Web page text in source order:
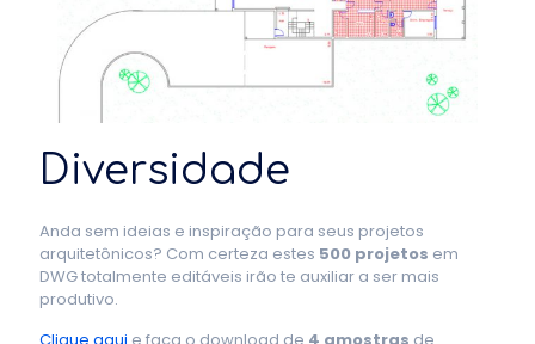
Diversidade
Anda sem ideias e inspiração para seus projetos
arquitetônicos? Com certeza estes 500 projetos em
DWG totalmente editáveis irão te auxiliar a ser mais
produtivo.